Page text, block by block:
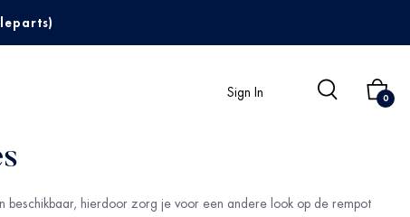
Sign In 0
beschikbaar, hierdoor zorg je voor een andere look op de rempot